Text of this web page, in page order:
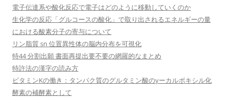
電子伝達系や酸化反応で電子はどのように移動していくのか
生化学の反応「グルコースの酸化」で取り出されるエネルギーの量
における酸素分子の寄与について
リン脂質 sn 位置異性体の脳内分布を可視化
特44 分割出願 書面再提出要不要の網羅的なまとめ
特許法の漢字の読み方
ビタミンKの働き：タンパク質のグルタミン酸のγーカルボキシル化
酵素の補酵素として